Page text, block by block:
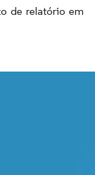
de relatório em